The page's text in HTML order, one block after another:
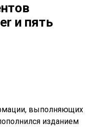
и пять
выполняющих
изданием